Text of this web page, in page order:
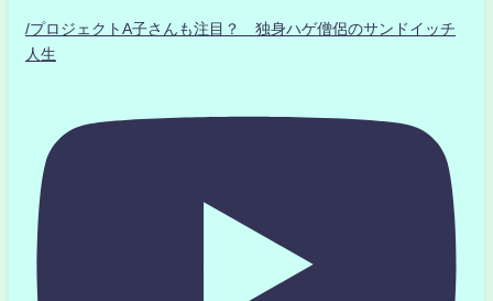
/プロジェクトA子さんも注目？ 独身ハゲ僧侶のサンドイッチ
人生